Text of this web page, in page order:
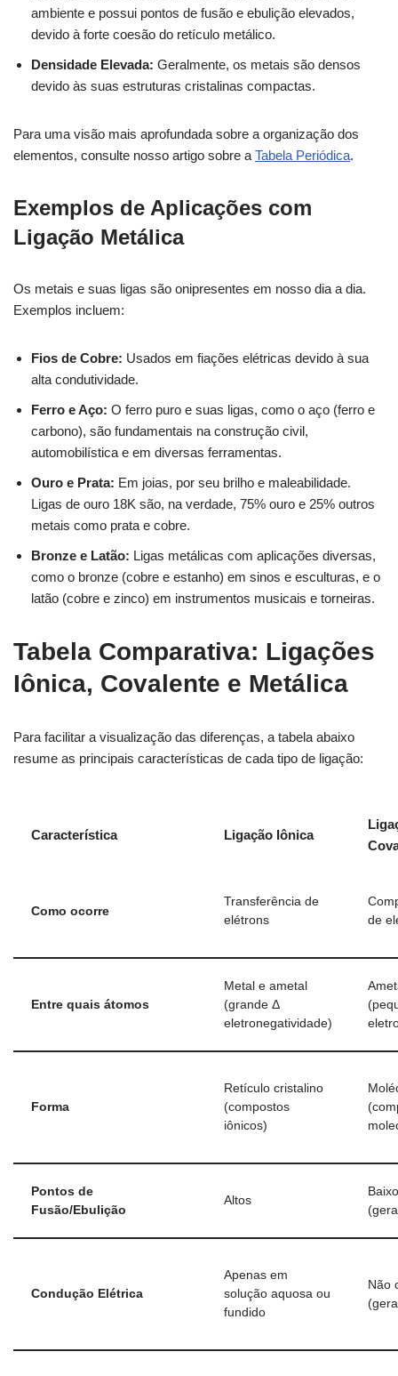
ambiente e possui pontos de fusão e ebulição elevados,
devido à forte coesão do retículo metálico.
Densidade Elevada: Geralmente, os metais são densos
devido às suas estruturas cristalinas compactas.
Para uma visão mais aprofundada sobre a organização dos
elementos, consulte nosso artigo sobre a Tabela Periódica.
Exemplos de Aplicações com
Ligação Metálica
Os metais e suas ligas são onipresentes em nosso dia a dia.
Exemplos incluem:
Fios de Cobre: Usados em fiações elétricas devido à sua
alta condutividade.
Ferro e Aço: O ferro puro e suas ligas, como o aço (ferro e
carbono), são fundamentais na construção civil,
automobilística e em diversas ferramentas.
Ouro e Prata: Em joias, por seu brilho e maleabilidade.
Ligas de ouro 18K são, na verdade, 75% ouro e 25% outros
metais como prata e cobre.
Bronze e Latão: Ligas metálicas com aplicações diversas,
como o bronze (cobre e estanho) em sinos e esculturas, e o
latão (cobre e zinco) em instrumentos musicais e torneiras.
Tabela Comparativa: Ligações
Iônica, Covalente e Metálica
Para facilitar a visualização das diferenças, a tabela abaixo
resume as principais características de cada tipo de ligação:
Característica Ligação Iônica
Como ocorre
Transferência de
elétrons
de
Entre quais átomos
Metal e ametal
(grande Δ
eletronegatividade)
Forma
Retículo cristalino
(compostos
iônicos)
Pontos de
Fusão/Ebulição
Altos
Condução Elétrica
Apenas em
solução aquosa ou
fundido
Não